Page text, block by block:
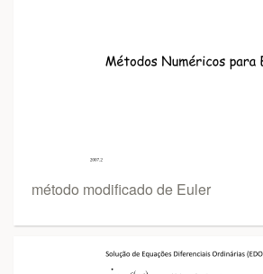
método modificado de Euler